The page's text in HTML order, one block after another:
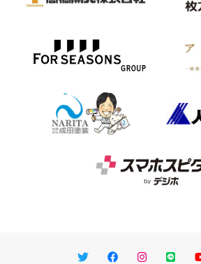
TwitterFacebookInstagram
LINE